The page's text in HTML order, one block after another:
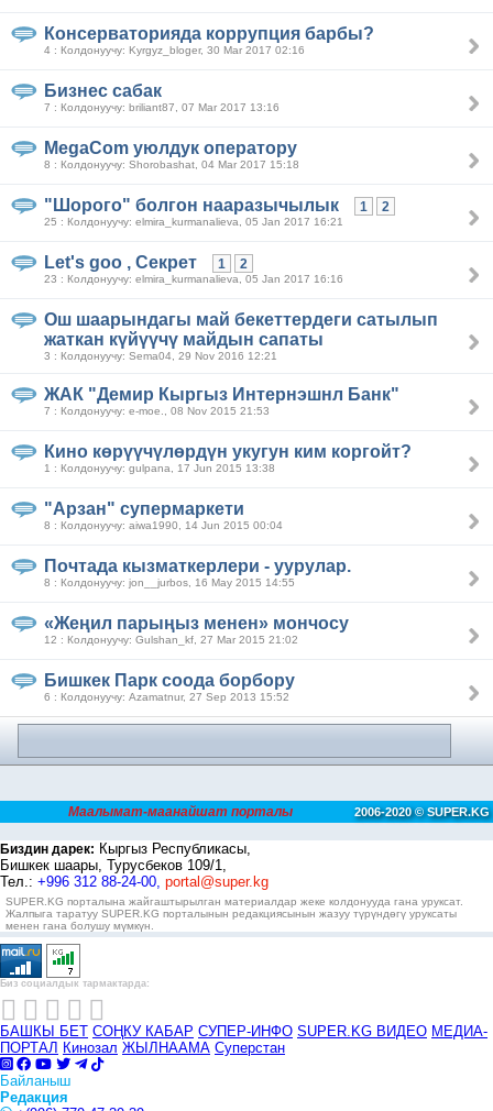
Консерваторияда коррупция барбы?
4 : Колдонуучу: Kyrgyz_bloger, 30 Mar 2017 02:16
Бизнес сабак
7 : Колдонуучу: briliant87, 07 Mar 2017 13:16
MegaCom уюлдук оператору
8 : Колдонуучу: Shorobashat, 04 Mar 2017 15:18
"Шорого" болгон нааразычылык 1 2
25 : Колдонуучу: elmira_kurmanalieva, 05 Jan 2017 16:21
Let's goo , Секрет 1 2
23 : Колдонуучу: elmira_kurmanalieva, 05 Jan 2017 16:16
Ош шаарындагы май бекеттердеги сатылып
жаткан күйүүчү майдын сапаты
3 : Колдонуучу: Sema04, 29 Nov 2016 12:21
ЖАК "Демир Кыргыз Интернэшнл Банк"
7 : Колдонуучу: e-moe., 08 Nov 2015 21:53
Кино көрүүчүлөрдүн укугун ким коргойт?
1 : Колдонуучу: gulpana, 17 Jun 2015 13:38
"Арзан" супермаркети
8 : Колдонуучу: aiwa1990, 14 Jun 2015 00:04
Почтада кызматкерлери - уурулар.
8 : Колдонуучу: jon__jurbos, 16 May 2015 14:55
«Жеңил парыңыз менен» мончоcу
12 : Колдонуучу: Gulshan_kf, 27 Mar 2015 21:02
Бишкек Парк соода борбору
6 : Колдонуучу: Azamatnur, 27 Sep 2013 15:52
Маалымат-маанайшат порталы 2006-2020 © SUPER.KG
Биздин дарек: Кыргыз Республикасы,
Бишкек шаары, Турусбеков 109/1,
Тел.: +996 312 88-24-00, portal@super.kg
SUPER.KG порталына жайгаштырылган материалдар жеке колдонууда гана уруксат.
Жалпыга таратуу SUPER.KG порталынын редакциясынын жазуу түрүндөгү уруксаты
менен гана болушу мүмкүн.
Биз социалдык тармактарда:
БАШКЫ БЕТ СОҢКУ КАБАР СУПЕР-ИНФО SUPER.KG ВИДЕО МЕДИА-
ПОРТАЛ Кинозал ЖЫЛНААМА Суперстан
Байланыш
Редакция